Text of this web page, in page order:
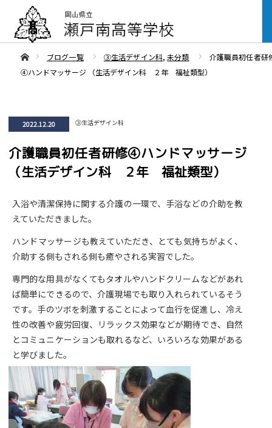
ああホームブログ一覧 ③生活デザイン科,未分類
介護職員初任者研
④ハンドマッサージ （生活デザイン科 ２年 福祉類型）
2022.12.20 ③生活デザイン科
介護職員初任者研修④ハンドマッサージ
（生活デザイン科 ２年 福祉類型）
入浴や清潔保持に関する介護の一環で、手浴などの介助を教
えていただきました。
ハンドマッサージも教えていただき、とても気持ちがよく、
介助する側もされる側も癒やされる実習でした。
専門的な用具がなくてもタオルやハンドクリームなどがあれ
ば簡単にできるので、介護現場でも取り入れられているそう
です。手のツボを刺激することによって血行を促進し、冷え
性の改善や疲労回復、リラックス効果などが期待でき、自然
とコミュニケーションも取れるなど、いろいろな効果がある
と学びました。